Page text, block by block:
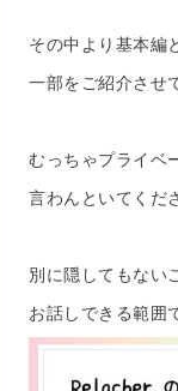
その中より基本編
一部をご紹介させ
むっちゃプライベ
言わんといてくだ
別に隠してもない
お話しできる範囲